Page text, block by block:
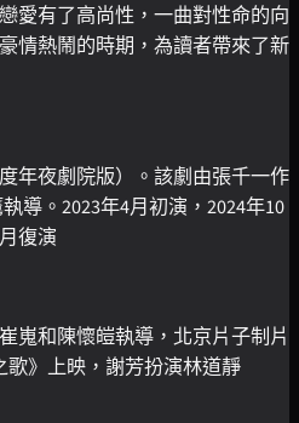
愛有了高尚性，一曲對性命的向
情熱鬧的時期，為讀者帶來了新
年夜劇院版）。該劇由張千一作
導。2023年4月初演，2024年10
月復演
嵬和陳懷皚執導，北京片子制片
》上映，謝芳扮演林道靜